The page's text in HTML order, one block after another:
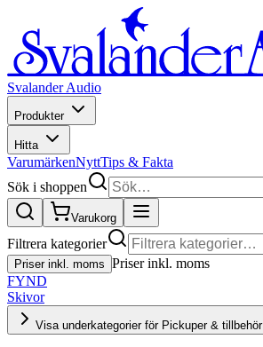
Svalander Audio
Produkter
Hitta
VarumärkenNyttTips & Fakta
Sök i shoppen
Varukorg
Filtrera kategorier
Priser inkl. moms Priser inkl. moms
FYND
Skivor
Visa underkategorier för Pickuper & tillbehör